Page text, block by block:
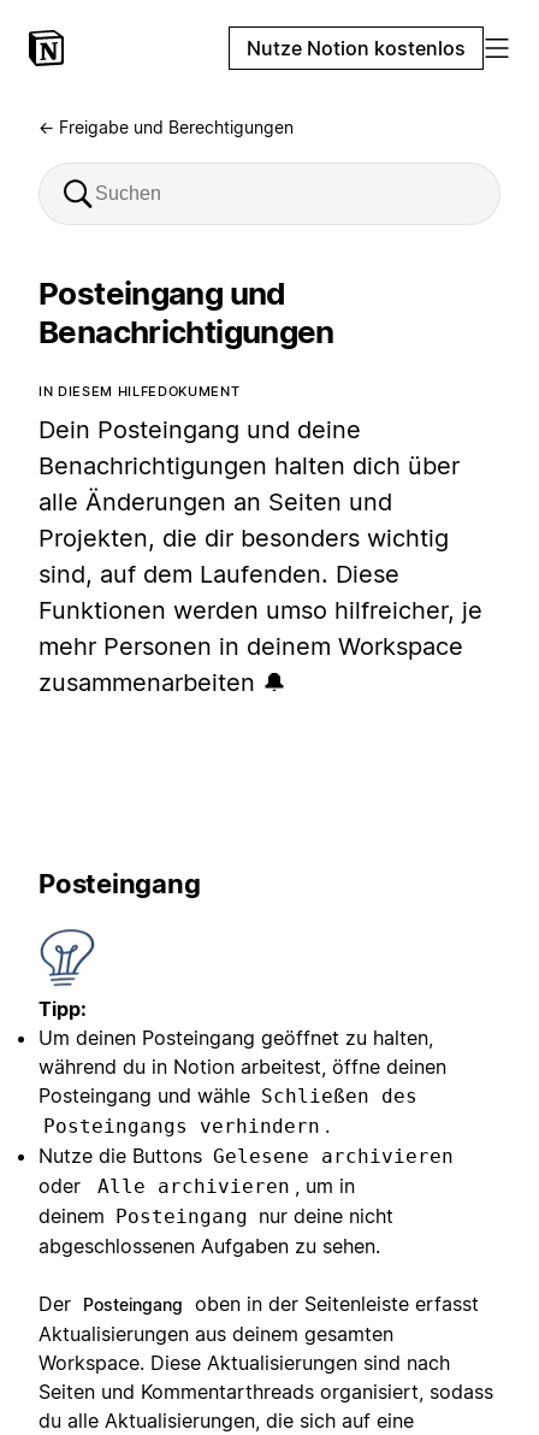
Nutze Notion kostenlos
← Freigabe und Berechtigungen
Posteingang und
Benachrichtigungen
IN DIESEM HILFEDOKUMENT
Dein Posteingang und deine
Benachrichtigungen halten dich über
alle Änderungen an Seiten und
Projekten, die dir besonders wichtig
sind, auf dem Laufenden. Diese
Funktionen werden umso hilfreicher, je
mehr Personen in deinem Workspace
zusammenarbeiten 🔔
Posteingang
Tipp:
Um deinen Posteingang geöffnet zu halten,
während du in Notion arbeitest, öffne deinen
Posteingang und wähle Schließen des
Posteingangs verhindern .
Nutze die Buttons Gelesene archivieren
oder Alle archivieren
, um in
deinem Posteingang nur deine nicht
abgeschlossenen Aufgaben zu sehen.
Der Posteingang
oben in der Seitenleiste erfasst
Aktualisierungen aus deinem gesamten
Workspace. Diese Aktualisierungen sind nach
Seiten und Kommentarthreads organisiert, sodass
du alle Aktualisierungen, die sich auf eine